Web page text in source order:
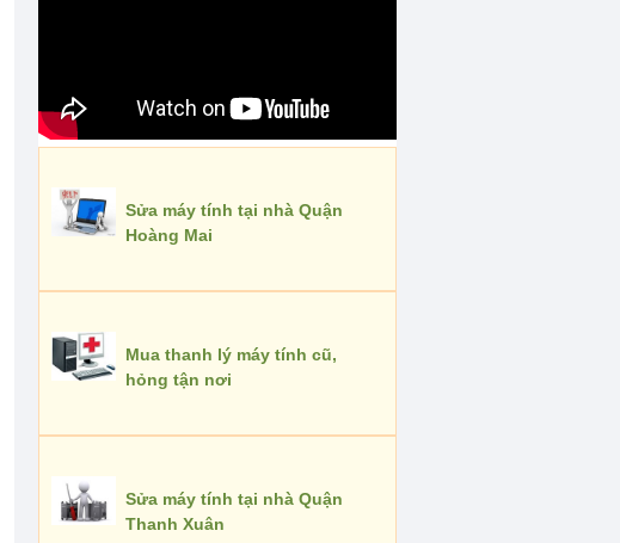
Sửa máy tính tại nhà Quận
Hoàng Mai
Mua thanh lý máy tính cũ,
hỏng tận nơi
Sửa máy tính tại nhà Quận
Thanh Xuân